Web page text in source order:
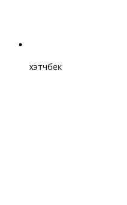
хэтчбек